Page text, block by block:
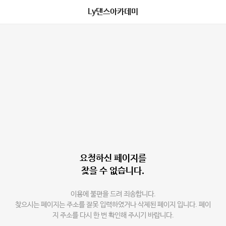
Ly댄스아카데미
요청하신 페이지를
찾을 수 없습니다.
이용에 불편을 드려 죄송합니다.
찾으시는 페이지는 주소를 잘못 입력하였거나 삭제된 페이지 입니다. 페이
지 주소를 다시 한 번 확인해 주시기 바랍니다.